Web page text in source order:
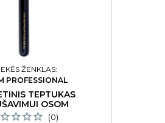
ŽENKLAS:
PROFESSIONAL
TEPTUKAS
OSOM
(0)